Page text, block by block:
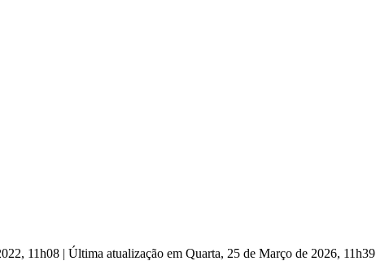
11h08 | Última atualização em Quarta, 25 de Março de 2026, 11h39